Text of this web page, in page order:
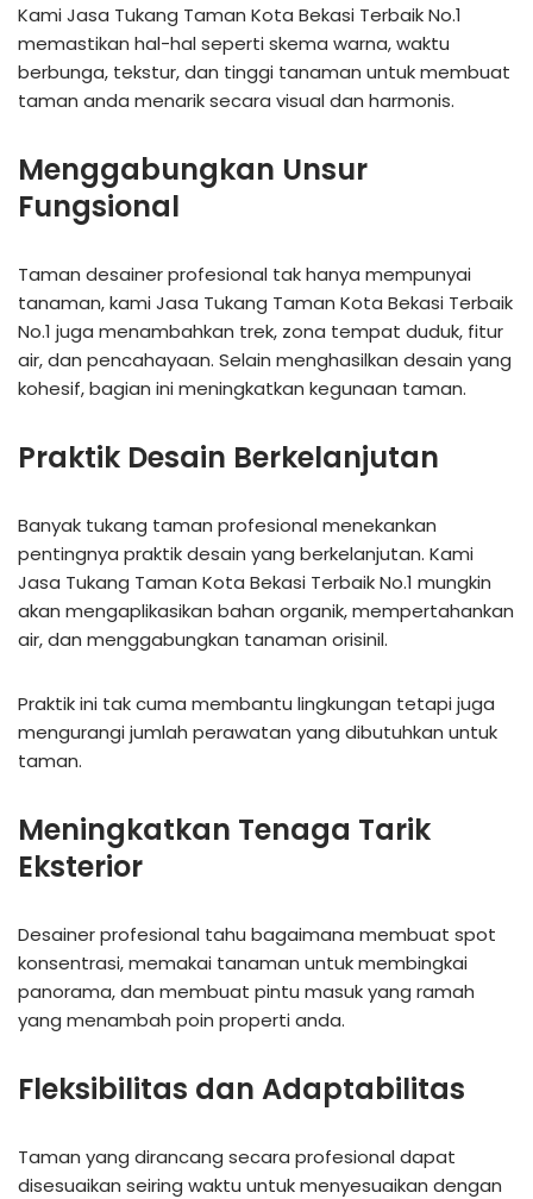
Kami Jasa Tukang Taman Kota Bekasi Terbaik No.1
memastikan hal-hal seperti skema warna, waktu
berbunga, tekstur, dan tinggi tanaman untuk membuat
taman anda menarik secara visual dan harmonis.
Menggabungkan Unsur
Fungsional
Taman desainer profesional tak hanya mempunyai
tanaman, kami Jasa Tukang Taman Kota Bekasi Terbaik
No.1 juga menambahkan trek, zona tempat duduk, fitur
air, dan pencahayaan. Selain menghasilkan desain yang
kohesif, bagian ini meningkatkan kegunaan taman.
Praktik Desain Berkelanjutan
Banyak tukang taman profesional menekankan
pentingnya praktik desain yang berkelanjutan. Kami
Jasa Tukang Taman Kota Bekasi Terbaik No.1 mungkin
akan mengaplikasikan bahan organik, mempertahankan
air, dan menggabungkan tanaman orisinil.
Praktik ini tak cuma membantu lingkungan tetapi juga
mengurangi jumlah perawatan yang dibutuhkan untuk
taman.
Meningkatkan Tenaga Tarik
Eksterior
Desainer profesional tahu bagaimana membuat spot
konsentrasi, memakai tanaman untuk membingkai
panorama, dan membuat pintu masuk yang ramah
yang menambah poin properti anda.
Fleksibilitas dan Adaptabilitas
Taman yang dirancang secara profesional dapat
disesuaikan seiring waktu untuk menyesuaikan dengan